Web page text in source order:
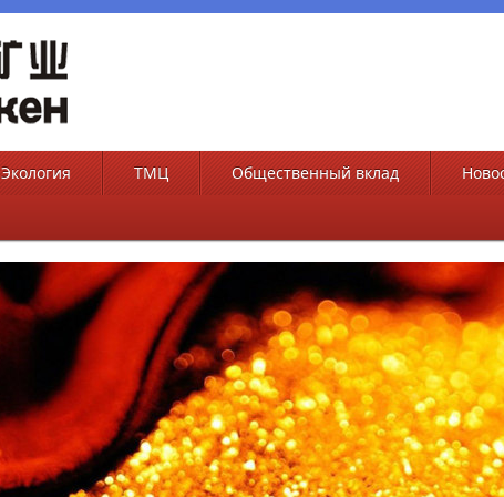
Экология ТМЦ Общественный вклад